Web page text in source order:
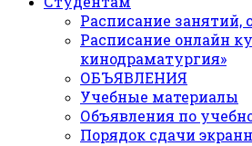
Расписание занятий,
Расписание онлайн
кинодраматургия»
ОБЪЯВЛЕНИЯ
Учебные материалы
Объявления по
Порядок сдачи